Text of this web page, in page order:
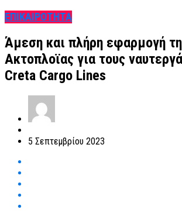
ΕΠΙΚΑΙΡΟΤΗΤΑ
Άμεση και πλήρη εφαρμογή
Ακτοπλοϊας για τους
Creta Cargo Lines
5 Σεπτεμβρίου 2023